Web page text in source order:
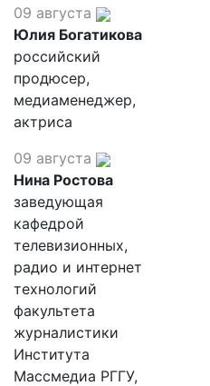
09 августа
Юлия Богатикова
российский
продюсер,
медиаменеджер,
актриса
09 августа
Нина Ростова
заведующая
кафедрой
телевизионных,
радио и интернет
технологий
факультета
журналистики
Института
Массмедиа РГГУ,